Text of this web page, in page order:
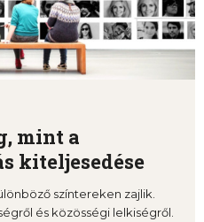
mint a
kiteljesedése
színtereken zajlik.
és közösségi lelkiségről.